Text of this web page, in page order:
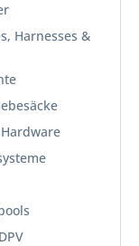
Harnesses &